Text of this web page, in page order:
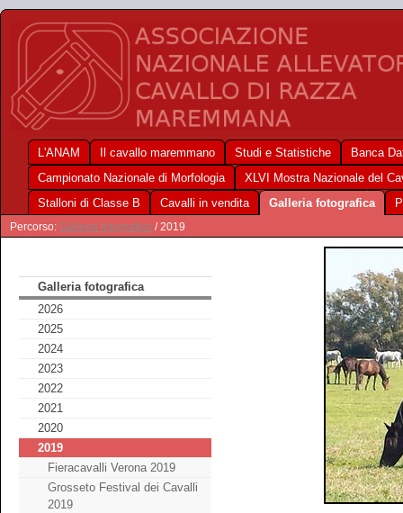
L'ANAM Il cavallo maremmano Studi e Statistiche
Banca
Campionato Nazionale di Morfologia
XLVI Mostra Nazionale del
Stalloni di Classe B
Cavalli in vendita Galleria fotografica
Percorso: Galleria fotografica / 2019
Galleria fotografica
2026
2025
2024
2023
2022
2021
2020
2019
Fieracavalli Verona 2019
Grosseto Festival dei Cavalli
2019